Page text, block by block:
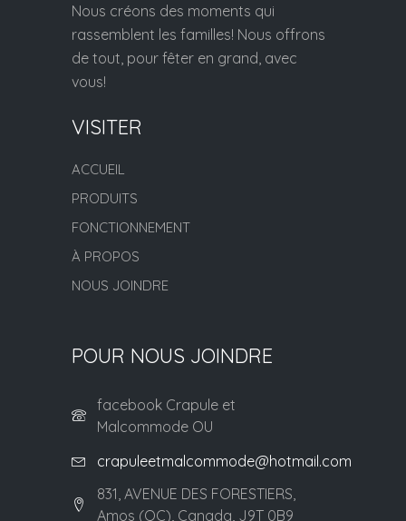
Nous créons des moments qui
rassemblent les familles! Nous offrons
de tout, pour fêter en grand, avec
vous!
VISITER
ACCUEIL
PRODUITS
FONCTIONNEMENT
À PROPOS
NOUS JOINDRE
POUR NOUS JOINDRE
facebook Crapule et
Malcommode OU
crapuleetmalcommode@hotmail.com
831, AVENUE DES FORESTIERS,
Amos (QC), Canada, J9T 0B9